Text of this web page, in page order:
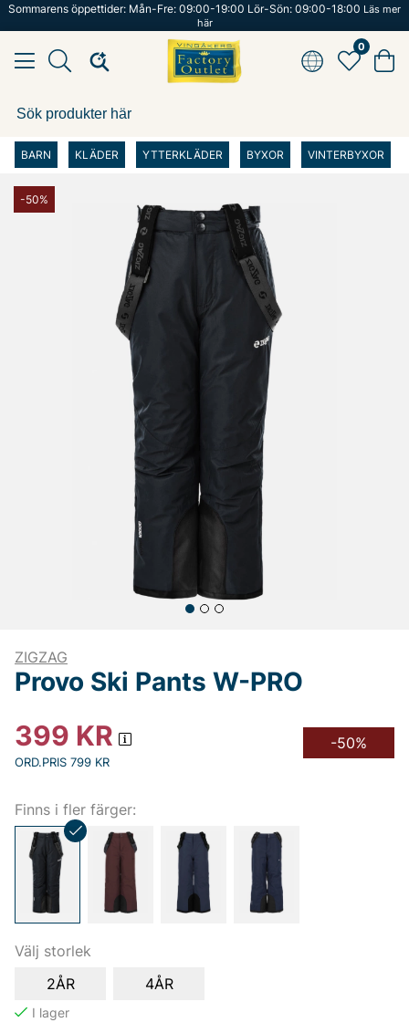
Sommarens öppettider: Mån-Fre: 09:00-19:00 Lör-Sön: 09:00-18:00 Läs mer
här
0
BARN KLÄDER YTTERKLÄDER BYXOR VINTERBYXOR
-50%
ZIGZAG
Provo Ski Pants W-PRO
399 KR
ORD.PRIS 799 KR
-50%
Finns i fler färger:
Välj storlek
2ÅR
4ÅR